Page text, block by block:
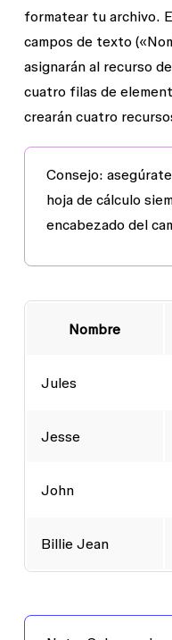
formatear tu archivo.
campos de texto
asignarán al recurso
cuatro filas de
crearán cuatro
Consejo:
hoja de cálculo
encabezado del
Nombre
Jules
Jesse
John
Billie Jean